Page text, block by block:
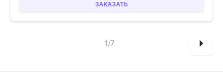
ЗАКАЗАТЬ
1/7